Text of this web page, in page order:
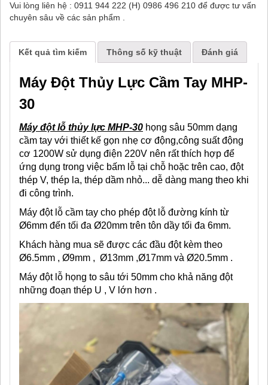
Vui lòng liên hệ : 0911 944 222 (H) 0986 496 210 để được tư vấn
chuyên sâu về các sản phẩm .
Kết quả tìm kiếm Thông số kỹ thuật Đánh giá
Máy Đột Thủy Lực Cầm Tay MHP-
30
Máy đột lỗ thủy lực MHP-30 họng sâu 50mm dạng
cầm tay với thiết kế gọn nhẹ cơ động,công suất động
cơ 1200W sử dụng điện 220V nên rất thích hợp để
ứng dụng trong việc bấm lỗ tại chỗ hoặc trên cao, đột
thép V, thép la, thép dầm nhỏ... dễ dàng mang theo khi
đi công trình.
Máy đột lỗ cầm tay cho phép đột lỗ đường kính từ
Ø6mm đến tối đa Ø20mm trên tôn dầy tối đa 6mm.
Khách hàng mua sẽ được các đầu đột kèm theo
Ø6.5mm , Ø9mm , Ø13mm ,Ø17mm và Ø20.5mm .
Máy đột lỗ họng to sâu tới 50mm cho khả năng đột
những đoạn thép U , V lớn hơn .